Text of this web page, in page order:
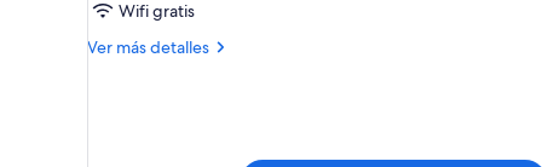
1
cama
Wifi gratis
Ver más detalles
Más